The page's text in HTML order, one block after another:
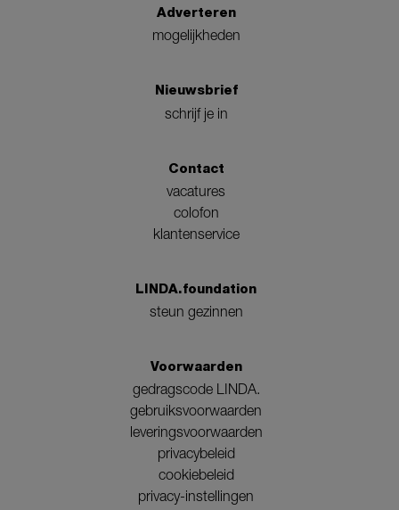
Adverteren
mogelijkheden
Nieuwsbrief
schrijf je in
Contact
vacatures
colofon
klantenservice
LINDA.foundation
steun gezinnen
Voorwaarden
gedragscode LINDA.
gebruiksvoorwaarden
leveringsvoorwaarden
privacybeleid
cookiebeleid
privacy-instellingen